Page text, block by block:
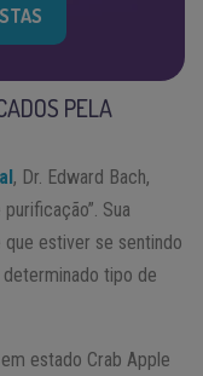
PELA
, Dr. Edward Bach,
Sua
estiver se sentindo
tipo de
estado Crab Apple